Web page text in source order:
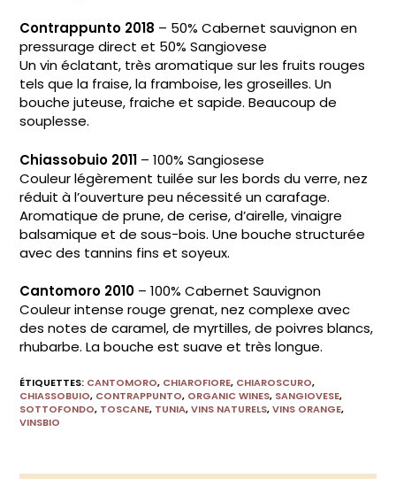
Contrappunto 2018 – 50% Cabernet sauvignon en
pressurage direct et 50% Sangiovese
Un vin éclatant, très aromatique sur les fruits rouges
tels que la fraise, la framboise, les groseilles. Un
bouche juteuse, fraiche et sapide. Beaucoup de
souplesse.
Chiassobuio 2011 – 100% Sangiosese
Couleur légèrement tuilée sur les bords du verre, nez
réduit à l’ouverture peu nécessité un carafage.
Aromatique de prune, de cerise, d’airelle, vinaigre
balsamique et de sous-bois. Une bouche structurée
avec des tannins fins et soyeux.
Cantomoro 2010 – 100% Cabernet Sauvignon
Couleur intense rouge grenat, nez complexe avec
des notes de caramel, de myrtilles, de poivres blancs,
rhubarbe. La bouche est suave et très longue.
ÉTIQUETTES: CANTOMORO, CHIAROFIORE, CHIAROSCURO,
CHIASSOBUIO, CONTRAPPUNTO, ORGANIC WINES, SANGIOVESE,
SOTTOFONDO, TOSCANE, TUNIA, VINS NATURELS, VINS ORANGE,
VINSBIO